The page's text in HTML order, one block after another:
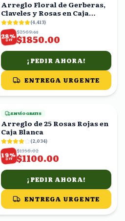
Arreglo Floral de Gerberas,
Claveles y Rosas en Caja
Blanca
(4,413)
28%
OFF
$2569.44
$1850.00
¡PEDIR AHORA!
ENTREGA URGENTE
ENVÍO GRATIS
Arreglo de 25 Rosas Rojas en
Caja Blanca
(2,034)
19%
OFF
$1358.02
$1100.00
¡PEDIR AHORA!
ENTREGA URGENTE